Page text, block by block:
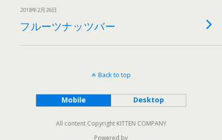
2018年2月26日
フルーツナッツバー
Back to top
Mobile Desktop
All content Copyright KITTEN COMPANY
Powered by